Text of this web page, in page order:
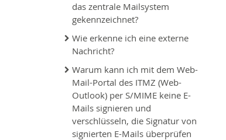
das zentrale Mailsystem
gekennzeichnet?
Wie erkenne ich eine externe
Nachricht?
Warum kann ich mit dem Web-
Mail-Portal des ITMZ (Web-
Outlook) per S/MIME keine E-
Mails signieren und
verschlüsseln, die Signatur von
signierten E-Mails überprüfen